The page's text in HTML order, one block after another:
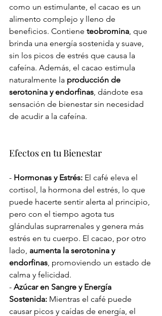
como un estimulante, el cacao es un
alimento complejo y lleno de
beneficios. Contiene teobromina, que
brinda una energía sostenida y suave,
sin los picos de estrés que causa la
cafeína. Además, el cacao estimula
naturalmente la producción de
serotonina y endorfinas, dándote esa
sensación de bienestar sin necesidad
de acudir a la cafeína.
Efectos en tu Bienestar
- Hormonas y Estrés: El café eleva el
cortisol, la hormona del estrés, lo que
puede hacerte sentir alerta al principio,
pero con el tiempo agota tus
glándulas suprarrenales y genera más
estrés en tu cuerpo. El cacao, por otro
lado, aumenta la serotonina y
endorfinas, promoviendo un estado de
calma y felicidad.
- Azúcar en Sangre y Energía
Sostenida: Mientras el café puede
causar picos y caídas de energía, el